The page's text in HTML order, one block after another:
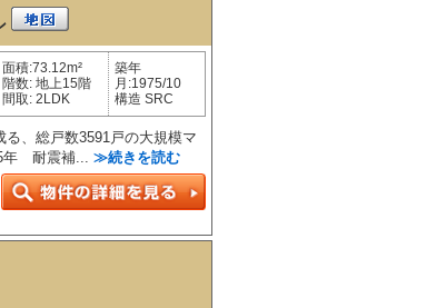
面積:73.12m²
階数: 地上15階
間取: 2LDK
築年
月:1975/10
構造 SRC
、総戸数3591戸の大規模マ
年 耐震補... ≫続きを読む